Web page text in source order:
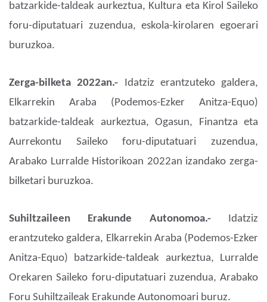
batzarkide-taldeak aurkeztua, Kultura eta Kirol Saileko
foru-diputatuari zuzendua, eskola-kirolaren egoerari
buruzkoa.
Zerga-bilketa 2022an.-
Idatziz erantzuteko galdera,
Elkarrekin Araba (Podemos-Ezker Anitza-Equo)
batzarkide-taldeak aurkeztua, Ogasun, Finantza eta
Aurrekontu Saileko foru-diputatuari zuzendua,
Arabako Lurralde Historikoan 2022an izandako zerga-
bilketari buruzkoa.
Suhiltzaileen Erakunde Autonomoa.-
Idatziz
erantzuteko galdera, Elkarrekin Araba (Podemos-Ezker
Anitza-Equo) batzarkide-taldeak aurkeztua, Lurralde
Orekaren Saileko foru-diputatuari zuzendua, Arabako
Foru Suhiltzaileak Erakunde Autonomoari buruz.